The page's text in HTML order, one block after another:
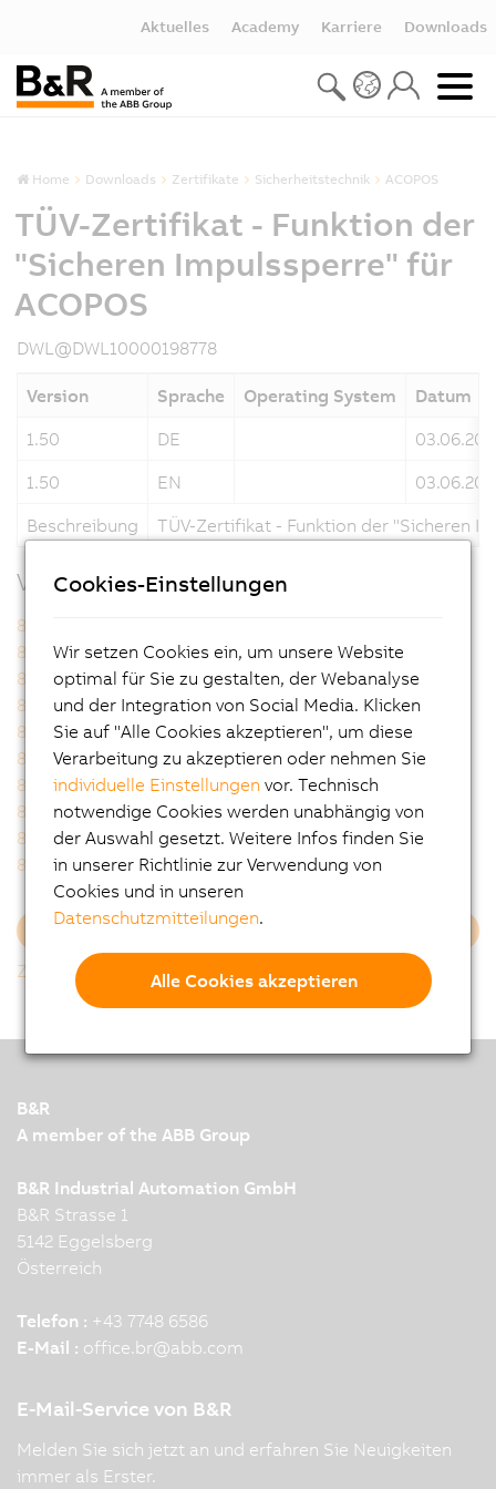
Aktuelles Academy Karriere Downloads
Home Downloads Zertifikate Sicherheitstechnik ACOPOS
TÜV-Zertifikat - Funktion der
"Sicheren Impulssperre" für
ACOPOS
DWL@DWL10000198778
Version Sprache Operating System
Datum
1.50
DE
1.50
EN
Beschreibung
TÜV-Zertifikat - Funktion der "Sicheren
Verwandte Produkte
8V1010.00-2
8V1010.50-2
8V1010.501-2
8V1016.00-2
8V1016.001-2
8V1016.50-2
8V1016.501-2
8V1022.00-2
8V1022.001-2
8V1045.00-2
8V1045.001-2
8V1090.00-2
8V1090.001-2
8V1180.00-2
8V1180.001-2
8V128M.00-2
8V1320.00-2
8V1320.001-2
8V1640.00-2
Mehr laden
Zurück zur Gesamtliste
B&R
A member of the ABB Group
B&R Industrial Automation GmbH
B&R Strasse 1
5142 Eggelsberg
Österreich
Telefon : +43 7748 6586
E-Mail : office.br@abb.com
E-Mail-Service von B&R
Melden Sie sich jetzt an und erfahren Sie Neuigkeiten
immer als Erster.
Cookies-Einstellungen
Wir setzen Cookies ein, um unsere Website
optimal für Sie zu gestalten, der Webanalyse
und der Integration von Social Media. Klicken
Sie auf "Alle Cookies akzeptieren", um diese
Verarbeitung zu akzeptieren oder nehmen Sie
individuelle Einstellungen vor. Technisch
notwendige Cookies werden unabhängig von
der Auswahl gesetzt. Weitere Infos finden Sie
in unserer Richtlinie zur Verwendung von
Cookies und in unseren
Datenschutzmitteilungen.
Alle Cookies akzeptieren